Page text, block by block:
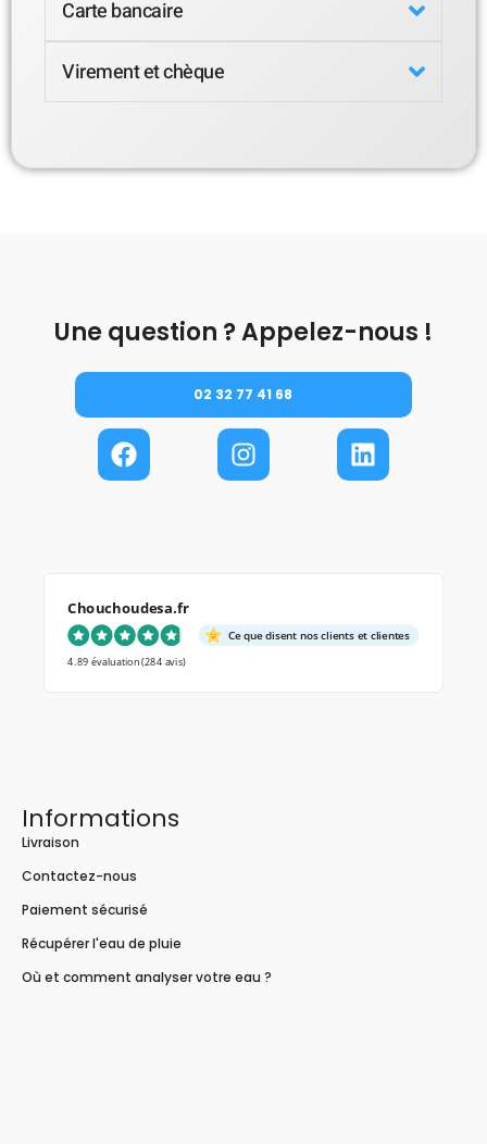
Carte bancaire
Virement et chèque
Une question ? Appelez-nous !
02 32 77 41 68
Chouchoudesa.fr
Ce que disent nos clients et clientes
4.89 évaluation(284 avis)
Informations
Livraison
Contactez-nous
Paiement sécurisé
Récupérer l'eau de pluie
Où et comment analyser votre eau ?